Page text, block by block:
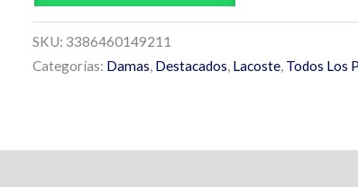
SKU: 3386460149211
Categorías: Damas, Destacados, Lacoste, Todos Los